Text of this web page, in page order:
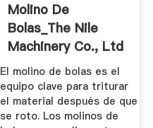
Molino De
Bolas_The Nile
Machinery Co., Ltd
El molino de bolas es el
equipo clave para triturar
el material después de que
se roto. Los molinos de